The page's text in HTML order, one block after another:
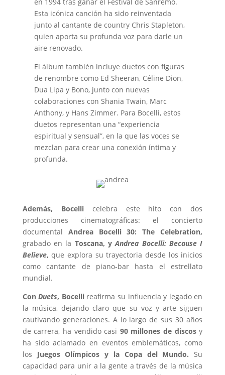
Esta icónica canción ha sido reinventada
junto al cantante de country Chris Stapleton,
quien aporta su profunda voz para darle un
aire renovado.
El álbum también incluye duetos con figuras
de renombre como Ed Sheeran, Céline Dion,
Dua Lipa y Bono, junto con nuevas
colaboraciones con Shania Twain, Marc
Anthony, y Hans Zimmer. Para Bocelli, estos
duetos representan una “experiencia
espiritual y sensual”, en la que las voces se
mezclan para crear una conexión íntima y
profunda.
Además, Bocellicelebra este hito con dos
producciones cinematográficas: el concierto
documental Andrea Bocelli 30: The Celebration,
grabado en la Toscana, yAndrea Bocelli: Because I
Believe, que explora su trayectoria desde los inicios
como cantante de piano-bar hasta el estrellato
mundial.
ConDuets, Bocellireafirma su influencia y legado en
la música, dejando claro que su voz y arte siguen
cautivando generaciones. A lo largo de sus 30 años
de carrera, ha vendido casi 90 millones de discosy
ha sido aclamado en eventos emblemáticos, como
los Juegos Olímpicos y la Copa del Mundo. Su
capacidad para unir a la gente a través de la música